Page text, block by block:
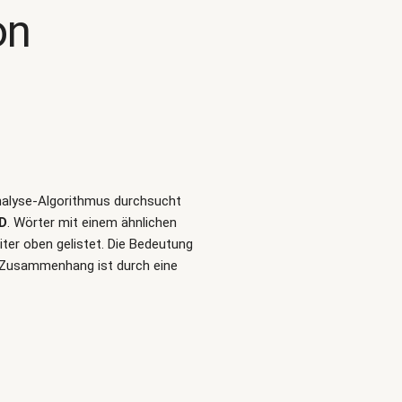
Algorithmus durchsucht
. Wörter mit einem ähnlichen
oben gelistet. Die Bedeutung
ist durch eine